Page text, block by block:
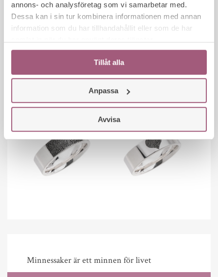
annons- och analysföretag som vi samarbetar med.
Dessa kan i sin tur kombinera informationen med annan
information som du har tillhandahållit eller som de har
Tillåt alla
Anpassa
Avvisa
Minnessaker är ett minnen för livet